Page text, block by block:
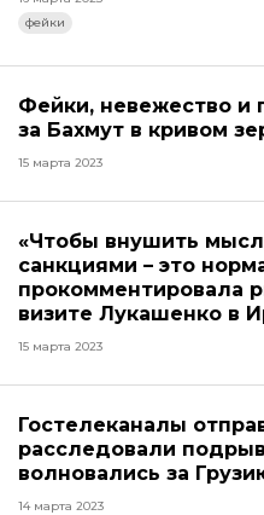
фейки
Фейки, невежество и
за Бахмут в кривом
15 марта 2023
«Чтобы внушить
санкциями – это
прокомментировала
визите Лукашенко в
15 марта 2023
Гостелеканалы
расследовали
волновались за
14 марта 2023